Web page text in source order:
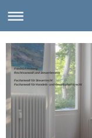
Friedrich Hoberg
Rechtsanwalt und Steuerberater
Fachanwalt für Steuerrecht
Fachanwalt für Handels- und Gesellschaftsrecht